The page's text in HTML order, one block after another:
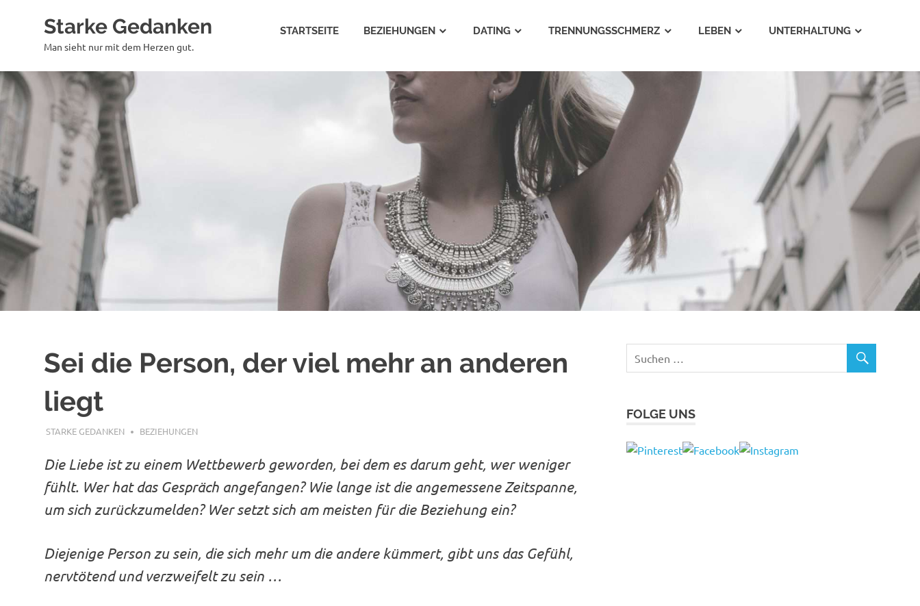
Starke Gedanken
Man sieht nur mit dem Herzen gut.
STARTSEITE BEZIEHUNGEN DATING TRENNUNGSSCHMERZ LEBEN UNTERHALTUNG
Sei die Person, der viel mehr an anderen
liegt
NOVEMBER 19, 2019
STARKE GEDANKEN BEZIEHUNGEN
Die Liebe ist zu einem Wettbewerb geworden, bei dem es darum geht, wer weniger
fühlt. Wer hat das Gespräch angefangen? Wie lange ist die angemessene Zeitspanne,
um sich zurückzumelden? Wer setzt sich am meisten für die Beziehung ein?
Diejenige Person zu sein, die sich mehr um die andere kümmert, gibt uns das Gefühl,
nervtötend und verzweifelt zu sein …
FOLGE UNS